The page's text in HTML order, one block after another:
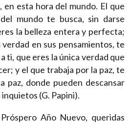
en esta hora del mundo. El que
mundo te busca, sin darse
la belleza entera y perfecta;
en sus pensamientos, te
ti, que eres la única verdad que
y el que trabaja por la paz, te
paz, donde pueden descansar
(G. Papini).
Año Nuevo, queridas